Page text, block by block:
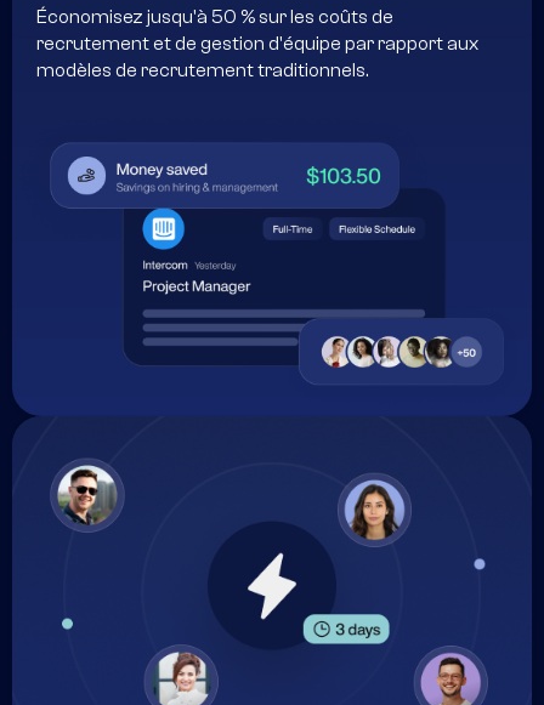
Économisez jusqu'à 50 % sur les coûts de
recrutement et de gestion d'équipe par rapport aux
modèles de recrutement traditionnels.